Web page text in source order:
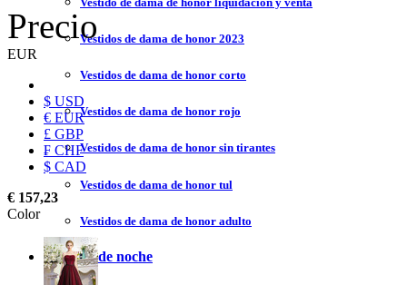
Vestidos de dama de honor 2023
Vestidos de dama de honor corto
Vestidos de dama de honor rojo
Vestidos de dama de honor sin tirantes
Vestidos de dama de honor tul
Vestidos de dama de honor adulto
Vestidos de noche
Precio
EUR
$ USD
€ EUR
£ GBP
₣ CHF
$ CAD
€ 157,23
Color